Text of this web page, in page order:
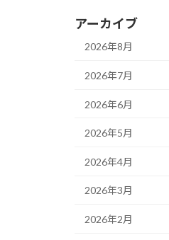
アーカイブ
2026年8月
2026年7月
2026年6月
2026年5月
2026年4月
2026年3月
2026年2月